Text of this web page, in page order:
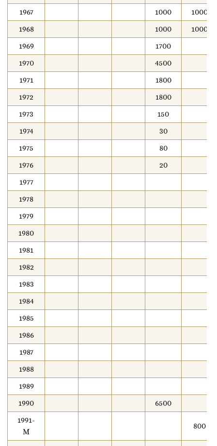
1967
1000
1000
1968
1000
1000
1969
1700
1970
4500
1971
1800
1972
1800
1973
150
1974
30
1975
80
1976
20
1977
1978
1979
1980
1981
1982
1983
1984
1985
1986
1987
1988
1989
1990
6500
1991-
М
800